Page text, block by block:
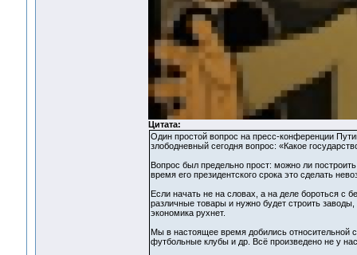
Цитата:
Один простой вопрос на пресс-конференции
злободневный сегодня вопрос: «Какое
Вопрос был предельно прост: можно ли
время его президентского срока это сделать
Если начать не на словах, а на деле бороться с
различные товары и нужно будет строить
экономика рухнет.
Мы в настоящее время добились относительной
футбольные клубы и др. Всё произведено не у